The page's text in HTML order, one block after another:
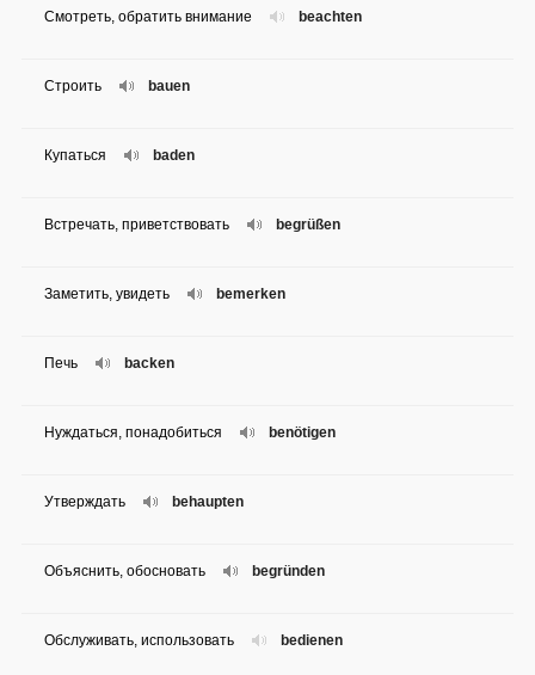
beachten
Смотреть, обратить внимание
bauen
Строить
baden
Купаться
begrüßen
Встречать, приветствовать
bemerken
Заметить, увидеть
backen
Печь
benötigen
Нуждаться, понадобиться
behaupten
Утверждать
begründen
Объяснить, обосновать
bedienen
Обслуживать, использовать